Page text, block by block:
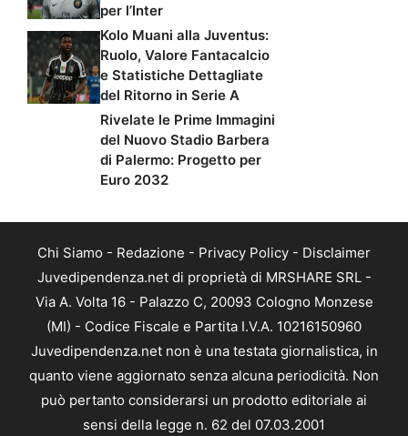
per l’Inter
Kolo Muani alla Juventus:
Ruolo, Valore Fantacalcio
e Statistiche Dettagliate
del Ritorno in Serie A
Rivelate le Prime Immagini
del Nuovo Stadio Barbera
di Palermo: Progetto per
Euro 2032
Chi Siamo - Redazione - Privacy Policy - Disclaimer
Juvedipendenza.net di proprietà di MRSHARE SRL -
Via A. Volta 16 - Palazzo C, 20093 Cologno Monzese
(MI) - Codice Fiscale e Partita I.V.A. 10216150960
Juvedipendenza.net non è una testata giornalistica, in
quanto viene aggiornato senza alcuna periodicità. Non
può pertanto considerarsi un prodotto editoriale ai
sensi della legge n. 62 del 07.03.2001